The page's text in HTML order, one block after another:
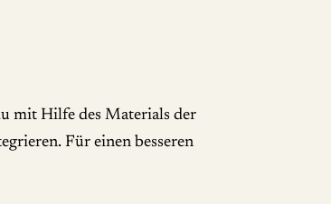
mit Hilfe des Materials der
Für einen besseren